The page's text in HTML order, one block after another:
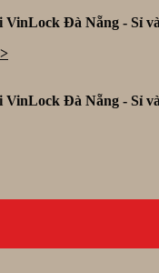
Đà Nẵng - Sỉ
Đà Nẵng - Sỉ